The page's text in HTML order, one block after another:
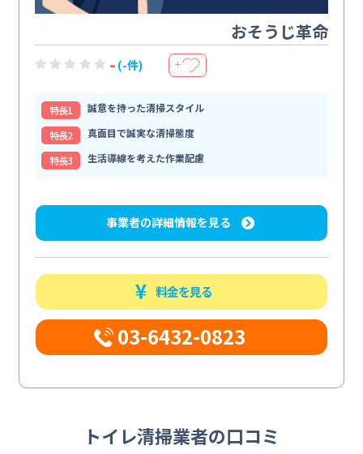
おそうじ革命
- (-件) ＋
特⻑1
誠意を持った清掃スタイル
特⻑2
真面目で誠実な清掃態度
特⻑3
生活導線を考えた作業配慮
事業者の詳細情報を見る
料金を見る
03-6432-0823
トイレ清掃業者の口コミ